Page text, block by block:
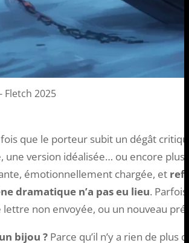
2025
que le porteur subit un dégât
une version idéalisée… ou encore plus
émotionnellement chargée, et
dramatique n’a pas eu lieu.
lettre non envoyée, ou un nouveau
bijou ? Parce qu’il n’y a rien de plus